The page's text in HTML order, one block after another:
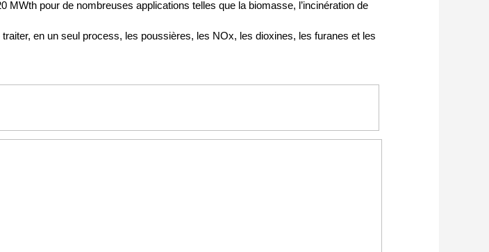
pour de nombreuses applications telles que la biomasse, l’incinération de
en un seul process, les poussières, les NOx, les dioxines, les furanes et les